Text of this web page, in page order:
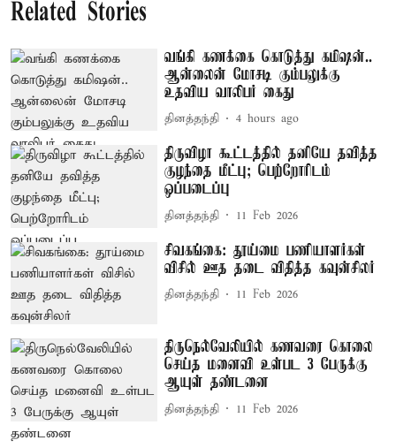
Related Stories
வங்கி கணக்கை கொடுத்து கமிஷன்..
ஆன்லைன் மோசடி கும்பலுக்கு
உதவிய வாலிபர் கைது
தினத்தந்தி 4 hours ago
திருவிழா கூட்டத்தில் தனியே தவித்த
குழந்தை மீட்பு; பெற்றோரிடம்
ஒப்படைப்பு
தினத்தந்தி 11 Feb 2026
சிவகங்கை: தூய்மை பணியாளர்கள்
விசில் ஊத தடை விதித்த கவுன்சிலர்
தினத்தந்தி 11 Feb 2026
திருநெல்வேலியில் கணவரை கொலை
செய்த மனைவி உள்பட 3 பேருக்கு
ஆயுள் தண்டனை
தினத்தந்தி 11 Feb 2026